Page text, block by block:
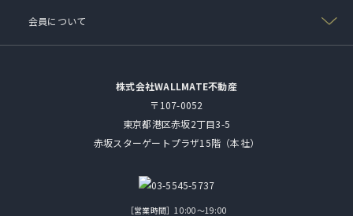
会員について
株式会社WALLMATE不動産
〒107-0052
東京都港区赤坂2丁目3-5
赤坂スターゲートプラザ15階（本社）
［営業時間］10:00～19:00